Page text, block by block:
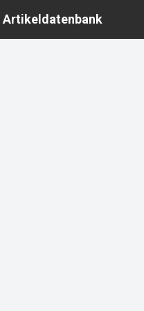
Artikeldatenbank